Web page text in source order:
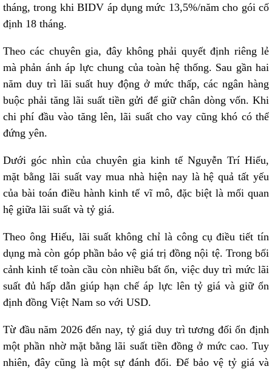
tháng, trong khi BIDV áp dụng mức 13,5%/năm cho gói cố
định 18 tháng.
Theo các chuyên gia, đây không phải quyết định riêng lẻ
mà phản ánh áp lực chung của toàn hệ thống. Sau gần hai
năm duy trì lãi suất huy động ở mức thấp, các ngân hàng
buộc phải tăng lãi suất tiền gửi để giữ chân dòng vốn. Khi
chi phí đầu vào tăng lên, lãi suất cho vay cũng khó có thể
đứng yên.
Dưới góc nhìn của chuyên gia kinh tế Nguyễn Trí Hiếu,
mặt bằng lãi suất vay mua nhà hiện nay là hệ quả tất yếu
của bài toán điều hành kinh tế vĩ mô, đặc biệt là mối quan
hệ giữa lãi suất và tỷ giá.
Theo ông Hiếu, lãi suất không chỉ là công cụ điều tiết tín
dụng mà còn góp phần bảo vệ giá trị đồng nội tệ. Trong bối
cảnh kinh tế toàn cầu còn nhiều bất ổn, việc duy trì mức lãi
suất đủ hấp dẫn giúp hạn chế áp lực lên tỷ giá và giữ ổn
định đồng Việt Nam so với USD.
Từ đầu năm 2026 đến nay, tỷ giá duy trì tương đối ổn định
một phần nhờ mặt bằng lãi suất tiền đồng ở mức cao. Tuy
nhiên, đây cũng là một sự đánh đổi. Để bảo vệ tỷ giá và